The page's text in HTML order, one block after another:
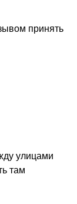
принять
улицами
там